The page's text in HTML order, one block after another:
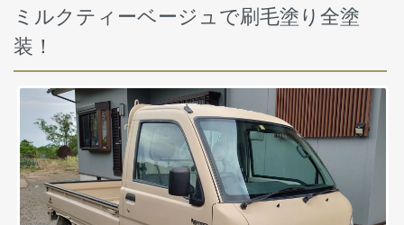
ミルクティーベージュで刷毛塗り全塗
装！